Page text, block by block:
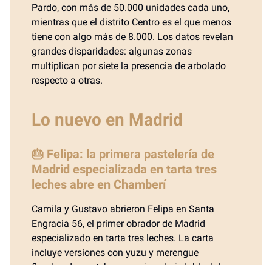
Pardo, con más de 50.000 unidades cada uno,
mientras que el distrito Centro es el que menos
tiene con algo más de 8.000. Los datos revelan
grandes disparidades: algunas zonas
multiplican por siete la presencia de arbolado
respecto a otras.
Lo nuevo en Madrid
🎂 Felipa: la primera pastelería de
Madrid especializada en tarta tres
leches abre en Chamberí
Camila y Gustavo abrieron Felipa en Santa
Engracia 56, el primer obrador de Madrid
especializado en tarta tres leches. La carta
incluye versiones con yuzu y merengue